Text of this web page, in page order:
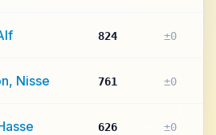
824 ±0
Nisse 761 ±0
626 ±0